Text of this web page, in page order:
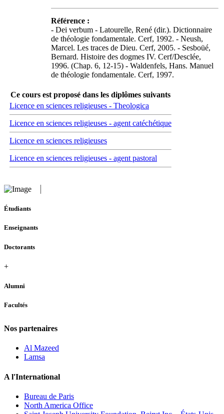
Référence :
- Dei verbum - Latourelle, René (dir.). Dictionnaire
de théologie fondamentale. Cerf, 1992. - Neush,
Marcel. Les traces de Dieu. Cerf, 2005. - Sesboüé,
Bernard. Histoire des dogmes IV. Cerf/Desclée,
1996. (Chap. 6, 12-15) - Waldenfels, Hans. Manuel
de théologie fondamentale. Cerf, 1997.
Ce cours est proposé dans les diplômes suivants
Licence en sciences religieuses - Theologica
Licence en sciences religieuses - agent catéchétique
Licence en sciences religieuses
Licence en sciences religieuses - agent pastoral
Étudiants
Enseignants
Doctorants
+
Alumni
Facultés
Nos partenaires
Al Mazeed
Lamsa
A l'International
Bureau de Paris
North America Office